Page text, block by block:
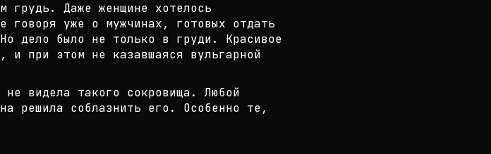
грудь. Даже женщине хотелось
говоря уже о мужчинах, готовых отдать
дело было не только в груди. Красивое
и при этом не казавшаяся вульгарной
не видела такого сокровища. Любой
решила соблазнить его. Особенно те,